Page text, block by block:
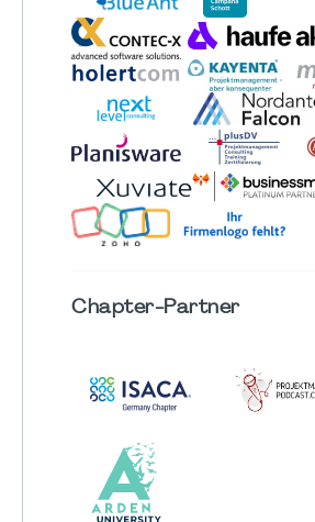
Chapter-Partner